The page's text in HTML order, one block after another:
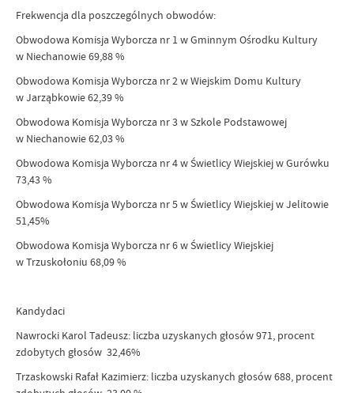
Frekwencja dla poszczególnych obwodów:
Obwodowa Komisja Wyborcza nr 1 w Gminnym Ośrodku Kultury
w Niechanowie 69,88 %
Obwodowa Komisja Wyborcza nr 2 w Wiejskim Domu Kultury
w Jarząbkowie 62,39 %
Obwodowa Komisja Wyborcza nr 3 w Szkole Podstawowej
w Niechanowie 62,03 %
Obwodowa Komisja Wyborcza nr 4 w Świetlicy Wiejskiej w Gurówku
73,43 %
Obwodowa Komisja Wyborcza nr 5 w Świetlicy Wiejskiej w Jelitowie
51,45%
Obwodowa Komisja Wyborcza nr 6 w Świetlicy Wiejskiej
w Trzuskołoniu 68,09 %
Kandydaci
Nawrocki Karol Tadeusz: liczba uzyskanych głosów 971, procent
zdobytych głosów 32,46%
Trzaskowski Rafał Kazimierz: liczba uzyskanych głosów 688, procent